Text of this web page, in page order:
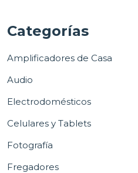
Categorías
Amplificadores de Casa
Audio
Electrodomésticos
Celulares y Tablets
Fotografía
Fregadores